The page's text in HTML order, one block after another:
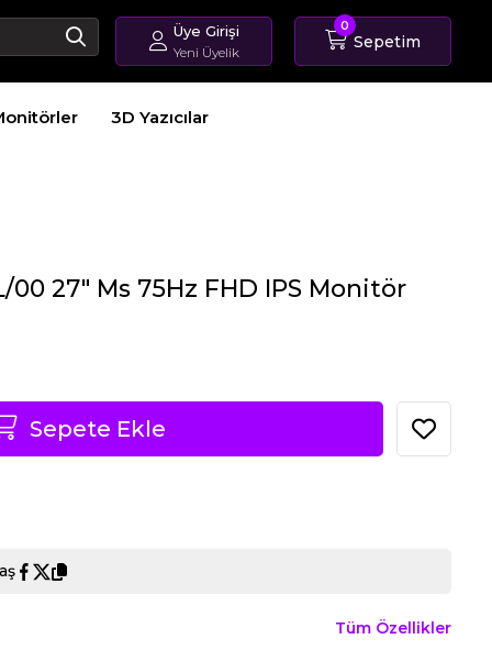
Üye Girişi
Yeni Üyelik
Üye Ol
0
Sepetim
3D Yazıcılar
00 27" Ms 75Hz FHD IPS Monitör
Sepete Ekle
Tüm Özellikler